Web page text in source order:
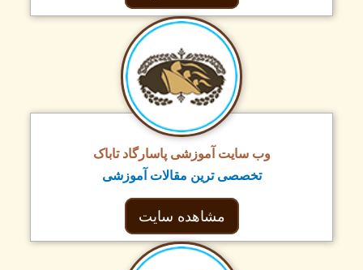
وب سایت آموزشی پاسارگاد تاباک
تخصصی ترین مقالات آموزشی
مشاهده سایت